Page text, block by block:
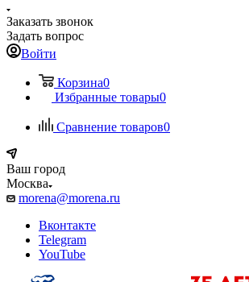
Заказать звонок
Задать вопрос
Войти
Корзина0
Избранные товары0
Сравнение товаров0
Ваш город
Москва
morena@morena.ru
Вконтакте
Telegram
YouTube